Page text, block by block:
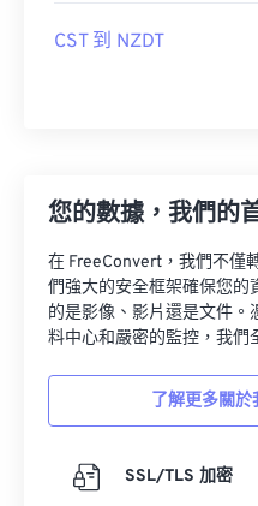
CST 到 NZDT
您的數據，我們的
在 FreeConvert，我們不僅
們強大的安全框架確保您的
的是影像、影片還是文件
料中心和嚴密的監控，我們
了解更多關
SSL/TLS 加密